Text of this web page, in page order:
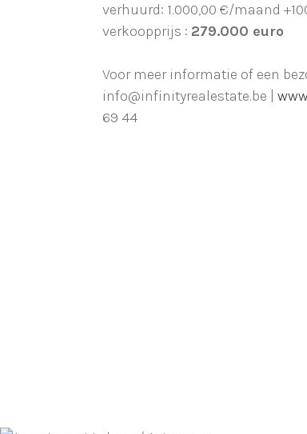
verhuurd: 1.000,00 €/maand
verkoopprijs : 279.000 euro
Voor meer informatie of een
info@infinityrealestate.be |
69 44